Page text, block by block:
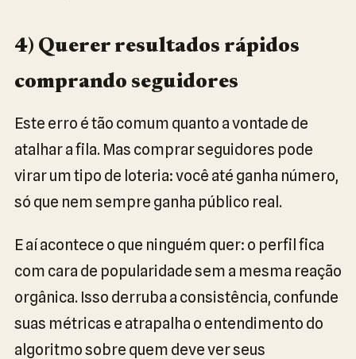
4) Querer resultados rápidos
comprando seguidores
Este erro é tão comum quanto a vontade de
atalhar a fila. Mas comprar seguidores pode
virar um tipo de loteria: você até ganha número,
só que nem sempre ganha público real.
E aí acontece o que ninguém quer: o perfil fica
com cara de popularidade sem a mesma reação
orgânica. Isso derruba a consistência, confunde
suas métricas e atrapalha o entendimento do
algoritmo sobre quem deve ver seus